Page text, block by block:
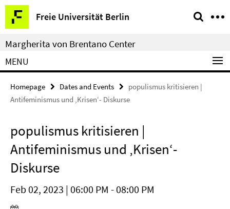
Springe
direkt
zu
Inhalt
Freie Universität Berlin
Service
Navigation
Margherita von Brentano Center
MENU
Homepage Dates and Events
populismus kritisieren |
Antifeminismus und ‚Krisen‘- Diskurse
populismus kritisieren |
Antifeminismus und ‚Krisen‘-
Diskurse
Feb 02, 2023 | 06:00 PM - 08:00 PM